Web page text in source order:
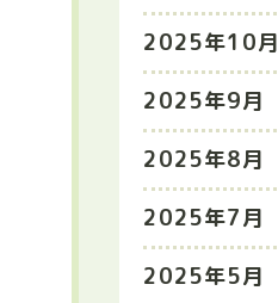
2025年10月
2025年9月
2025年8月
2025年7月
2025年5月